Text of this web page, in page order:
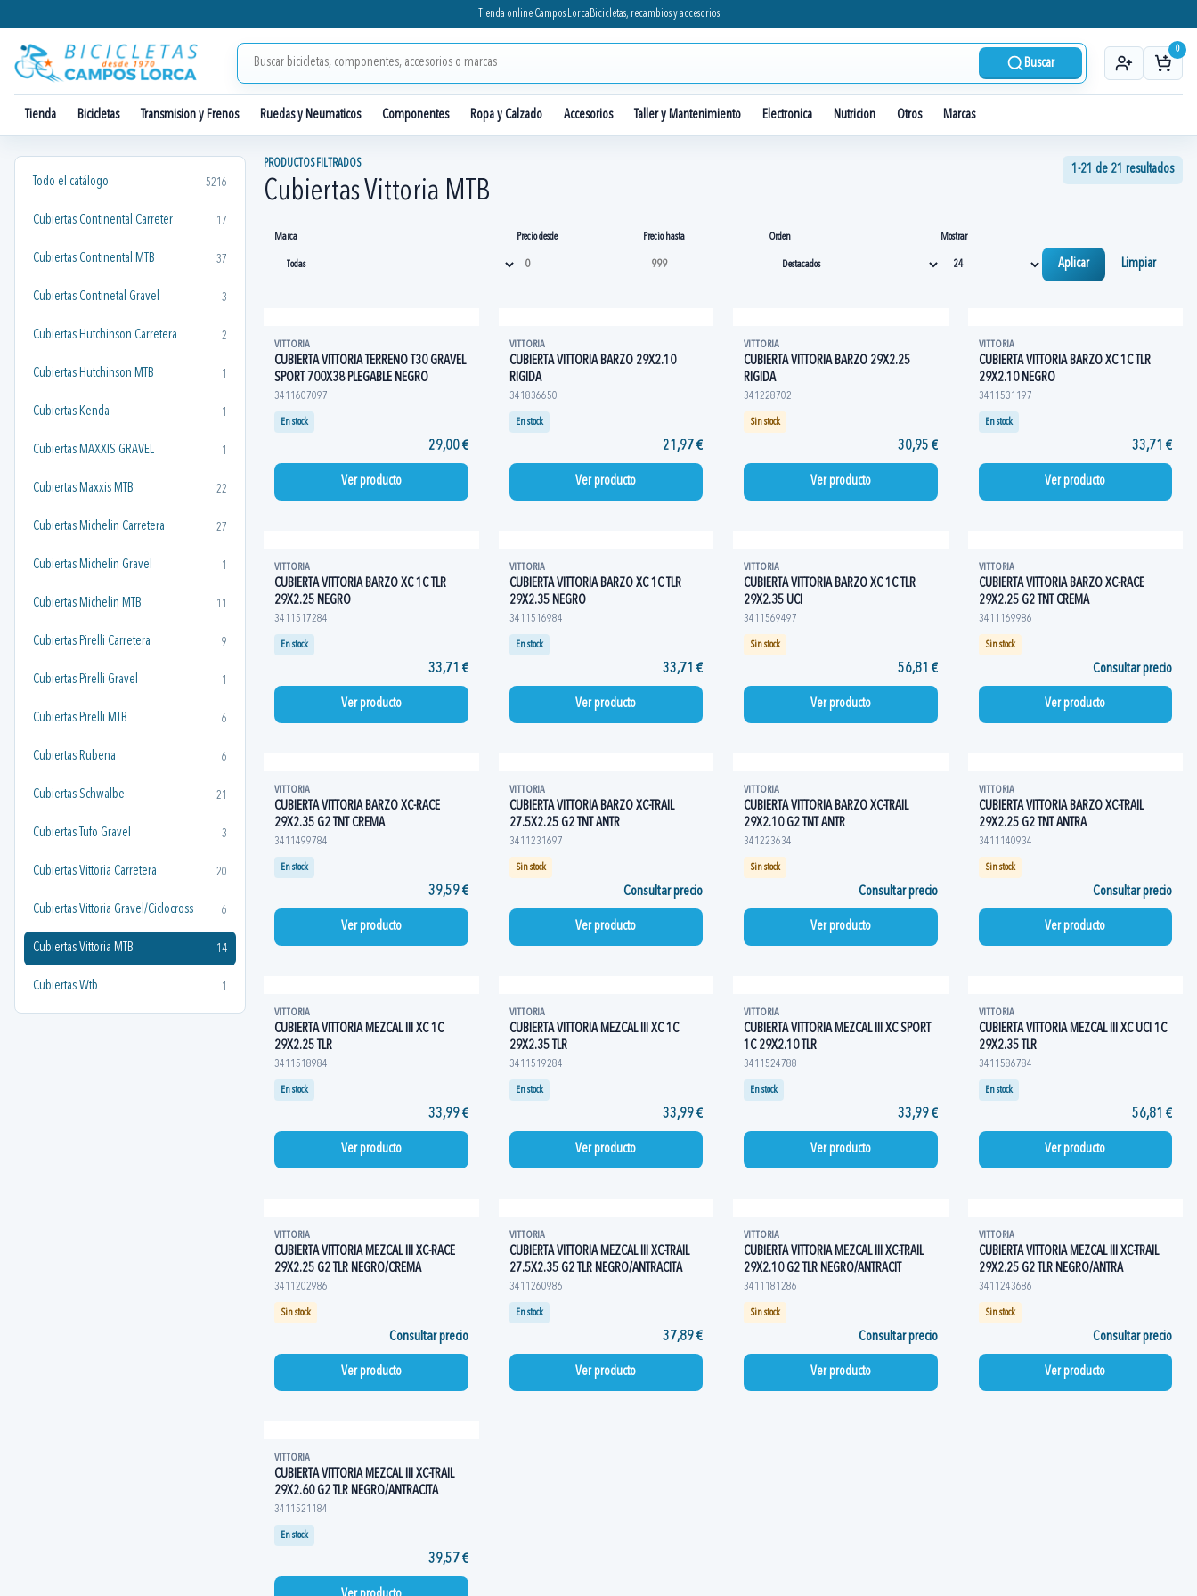
Tienda online Campos Lorca Bicicletas, recambios y accesorios
Buscar
0
Tienda Bicicletas Transmision y Frenos Ruedas y Neumaticos Componentes Ropa y Calzado Accesorios Taller y Mantenimiento Electronica Nutricion Otros Marcas
Todo el catálogo 5216
Cubiertas Continental Carreter 17
Cubiertas Continental MTB 37
Cubiertas Continetal Gravel 3
Cubiertas Hutchinson Carretera 2
Cubiertas Hutchinson MTB 1
Cubiertas Kenda 1
Cubiertas MAXXIS GRAVEL 1
Cubiertas Maxxis MTB 22
Cubiertas Michelin Carretera 27
Cubiertas Michelin Gravel 1
Cubiertas Michelin MTB 11
Cubiertas Pirelli Carretera 9
Cubiertas Pirelli Gravel 1
Cubiertas Pirelli MTB 6
Cubiertas Rubena 6
Cubiertas Schwalbe 21
Cubiertas Tufo Gravel 3
Cubiertas Vittoria Carretera 20
Cubiertas Vittoria Gravel/Ciclocross 6
Cubiertas Vittoria MTB 14
Cubiertas Wtb 1
PRODUCTOS FILTRADOS
Cubiertas Vittoria MTB
1-21 de 21 resultados
Marca Precio desde Precio hasta Orden Mostrar
Aplicar Limpiar
VITTORIA
CUBIERTA VITTORIA TERRENO T30 GRAVEL
SPORT 700X38 PLEGABLE NEGRO
3411607097
En stock
29,00 €
Ver producto
VITTORIA
CUBIERTA VITTORIA BARZO 29X2.10
RIGIDA
341836650
En stock
21,97 €
Ver producto
VITTORIA
CUBIERTA VITTORIA BARZO 29X2.25
RIGIDA
341228702
Sin stock
30,95 €
Ver producto
VITTORIA
CUBIERTA VITTORIA BARZO XC 1C TLR
29X2.10 NEGRO
3411531197
En stock
33,71 €
Ver producto
VITTORIA
CUBIERTA VITTORIA BARZO XC 1C TLR
29X2.25 NEGRO
3411517284
En stock
33,71 €
Ver producto
VITTORIA
CUBIERTA VITTORIA BARZO XC 1C TLR
29X2.35 NEGRO
3411516984
En stock
33,71 €
Ver producto
VITTORIA
CUBIERTA VITTORIA BARZO XC 1C TLR
29X2.35 UCI
3411569497
Sin stock
56,81 €
Ver producto
VITTORIA
CUBIERTA VITTORIA BARZO XC-RACE
29X2.25 G2 TNT CREMA
3411169986
Sin stock
Consultar precio
Ver producto
VITTORIA
CUBIERTA VITTORIA BARZO XC-RACE
29X2.35 G2 TNT CREMA
3411499784
En stock
39,59 €
Ver producto
VITTORIA
CUBIERTA VITTORIA BARZO XC-TRAIL
27.5X2.25 G2 TNT ANTR
3411231697
Sin stock
Consultar precio
Ver producto
VITTORIA
CUBIERTA VITTORIA BARZO XC-TRAIL
29X2.10 G2 TNT ANTR
341223634
Sin stock
Consultar precio
Ver producto
VITTORIA
CUBIERTA VITTORIA BARZO XC-TRAIL
29X2.25 G2 TNT ANTRA
3411140934
Sin stock
Consultar precio
Ver producto
VITTORIA
CUBIERTA VITTORIA MEZCAL III XC 1C
29X2.25 TLR
3411518984
En stock
33,99 €
Ver producto
VITTORIA
CUBIERTA VITTORIA MEZCAL III XC 1C
29X2.35 TLR
3411519284
En stock
33,99 €
Ver producto
VITTORIA
CUBIERTA VITTORIA MEZCAL III XC SPORT
1C 29X2.10 TLR
3411524788
En stock
33,99 €
Ver producto
VITTORIA
CUBIERTA VITTORIA MEZCAL III XC UCI 1C
29X2.35 TLR
3411586784
En stock
56,81 €
Ver producto
VITTORIA
CUBIERTA VITTORIA MEZCAL III XC-RACE
29X2.25 G2 TLR NEGRO/CREMA
3411202986
Sin stock
Consultar precio
Ver producto
VITTORIA
CUBIERTA VITTORIA MEZCAL III XC-TRAIL
27.5X2.35 G2 TLR NEGRO/ANTRACITA
3411260986
En stock
37,89 €
Ver producto
VITTORIA
CUBIERTA VITTORIA MEZCAL III XC-TRAIL
29X2.10 G2 TLR NEGRO/ANTRACIT
3411181286
Sin stock
Consultar precio
Ver producto
VITTORIA
CUBIERTA VITTORIA MEZCAL III XC-TRAIL
29X2.25 G2 TLR NEGRO/ANTRA
3411243686
Sin stock
Consultar precio
Ver producto
VITTORIA
CUBIERTA VITTORIA MEZCAL III XC-TRAIL
29X2.60 G2 TLR NEGRO/ANTRACITA
3411521184
En stock
39,57 €